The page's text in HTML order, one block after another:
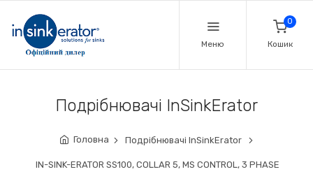
Меню
0
Кошик
Подрібнювачі InSinkErator
Головна Подрібнювачі InSinkErator
IN-SINK-ERATOR SS100, COLLAR 5, MS CONTROL, 3 PHASE